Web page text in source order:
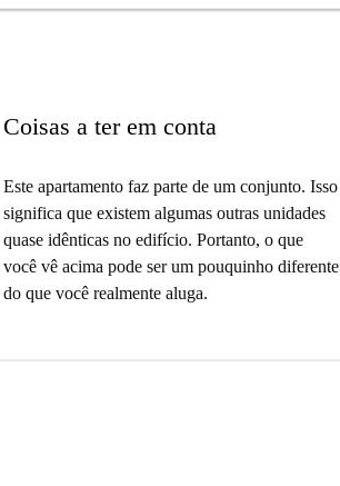
Coisas a ter em conta
Este apartamento faz parte de um conjunto. Isso
significa que existem algumas outras unidades
quase idênticas no edifício. Portanto, o que
você vê acima pode ser um pouquinho diferente
do que você realmente aluga.